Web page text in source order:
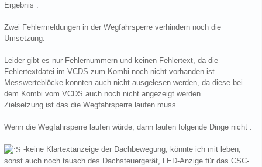
Ergebnis :
Zwei Fehlermeldungen in der Wegfahrsperre verhindern noch die
Umsetzung.
Leider gibt es nur Fehlernummern und keinen Fehlertext, da die
Fehlertextdatei im VCDS zum Kombi noch nicht vorhanden ist.
Messwerteblöcke konnten auch nicht ausgelesen werden, da diese bei
dem Kombi vom VCDS auch noch nicht angezeigt werden.
Zielsetzung ist das die Wegfahrsperre laufen muss.
Wenn die Wegfahrsperre laufen würde, dann laufen folgende Dinge nicht :
-keine Klartextanzeige der Dachbewegung, könnte ich mit leben,
sonst auch noch tausch des Dachsteuergerät, LED-Anzige für das CSC-